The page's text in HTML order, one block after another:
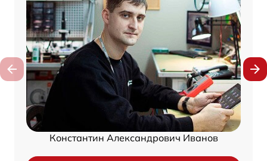
Константин Александрович Иванов